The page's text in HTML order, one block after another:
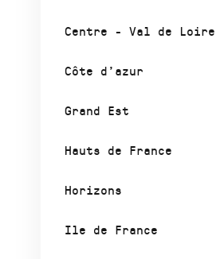
Centre - Val de Loire
Côte d’azur
Grand Est
Hauts de France
Horizons
Ile de France